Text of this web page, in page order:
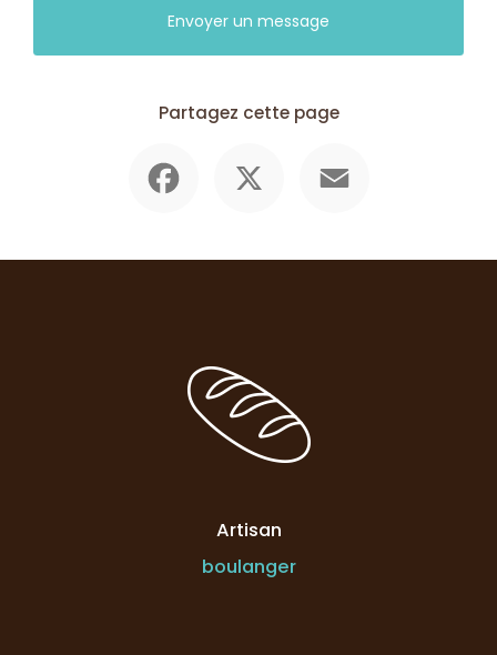
Envoyer un message
Partagez cette page
Artisan
boulanger